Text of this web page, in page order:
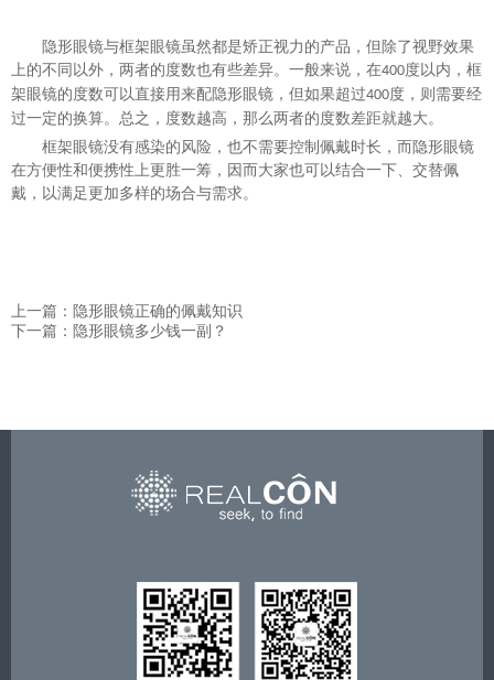
隐形眼镜与框架眼镜虽然都是矫正视力的产品，但除了视野效果
上的不同以外，两者的度数也有些差异。一般来说，在400 度以内，框
架眼镜的度数可以直接用来配隐形眼镜，但如果超过400 度，则需要经
过一定的换算。总之，度数越高，那么两者的度数差距就越大。
框架眼镜没有感染的风险，也不需要控制佩戴时长，而隐形眼镜
在方便性和便携性上更胜一筹，因而大家也可以结合一下、交替佩
戴，以满足更加多样的场合与需求。
上一篇：隐形眼镜正确的佩戴知识
下一篇：隐形眼镜多少钱一副？